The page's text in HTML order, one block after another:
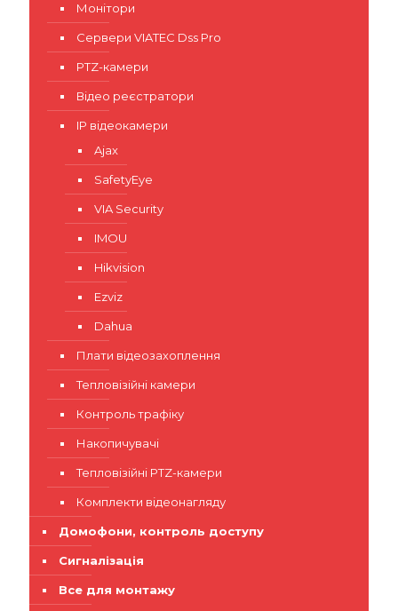
Монітори
Сервери VIATEC Dss Pro
PTZ-камери
Відео реєстратори
IP відеокамери
Ajax
SafetyEye
VIA Security
IMOU
Hikvision
Ezviz
Dahua
Плати відеозахоплення
Тепловізійні камери
Контроль трафіку
Накопичувачі
Тепловізійні PTZ-камери
Комплекти відеонагляду
Домофони, контроль доступу
Сигналізація
Все для монтажу